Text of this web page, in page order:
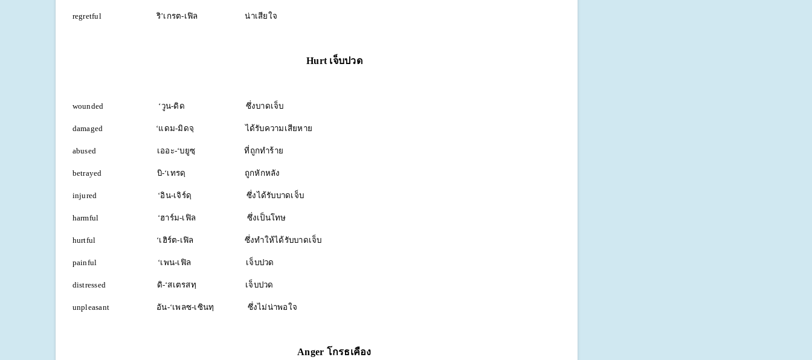
regretful ริ’เกรต-เฟิล น่าเสียใจ
Hurt เจ็บปวด
wounded ‘วูน-ดิด ซึ่งบาดเจ็บ
damaged ‘แดม-มิดจฺ ได้รับความเสียหาย
abused เออะ-‘บยูซฺ ที่ถูกทำร้าย
betrayed บิ-‘เทรดฺ ถูกหักหลัง
injured ‘อิน-เจิร์ดฺ ซึ่งได้รับบาดเจ็บ
harmful ‘ฮาร์ม-เฟิล ซึ่งเป็นโทษ
hurtful ‘เฮิร์ต-เฟิล ซึ่งทำให้ได้รับบาดเจ็บ
painful ‘เพน-เฟิล เจ็บปวด
distressed ดิ-‘สเตรสทฺ เจ็บปวด
unpleasant อัน-‘เพลซ-เซินทฺ ซึ่งไม่น่าพอใจ
Anger โกรธเคือง